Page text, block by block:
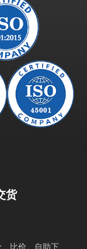
货
比价、自助下